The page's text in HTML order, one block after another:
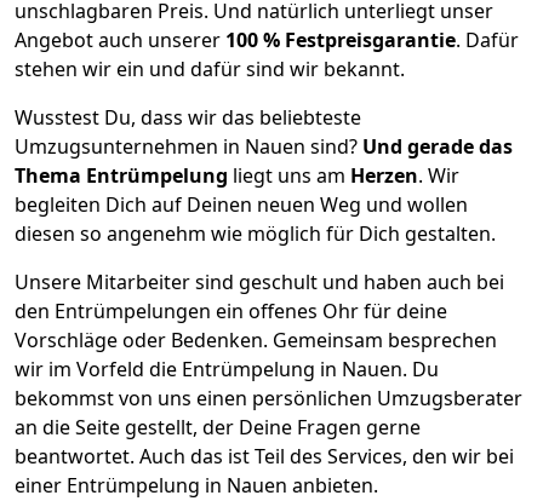
unschlagbaren Preis. Und natürlich unterliegt unser
Angebot auch unserer 100 % Festpreisgarantie. Dafür
stehen wir ein und dafür sind wir bekannt.
Wusstest Du, dass wir das beliebteste
Umzugsunternehmen in Nauen sind? Und gerade das
Thema Entrümpelung liegt uns am Herzen. Wir
begleiten Dich auf Deinen neuen Weg und wollen
diesen so angenehm wie möglich für Dich gestalten.
Unsere Mitarbeiter sind geschult und haben auch bei
den Entrümpelungen ein offenes Ohr für deine
Vorschläge oder Bedenken. Gemeinsam besprechen
wir im Vorfeld die Entrümpelung in Nauen. Du
bekommst von uns einen persönlichen Umzugsberater
an die Seite gestellt, der Deine Fragen gerne
beantwortet. Auch das ist Teil des Services, den wir bei
einer Entrümpelung in Nauen anbieten.